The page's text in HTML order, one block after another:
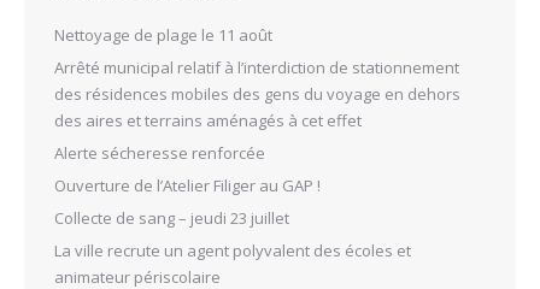
Nettoyage de plage le 11 août
Arrêté municipal relatif à l’interdiction de stationnement
des résidences mobiles des gens du voyage en dehors
des aires et terrains aménagés à cet effet
Alerte sécheresse renforcée
Ouverture de l’Atelier Filiger au GAP !
Collecte de sang – jeudi 23 juillet
La ville recrute un agent polyvalent des écoles et
animateur périscolaire